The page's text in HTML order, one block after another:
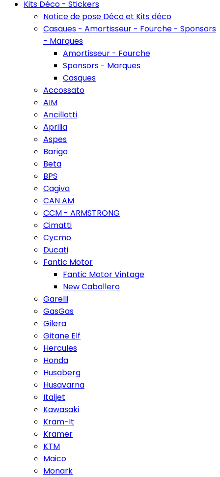
Kits Déco - Stickers
Notice de pose Déco et Kits déco
Casques - Amortisseur - Fourche - Sponsors
- Marques
Amortisseur - Fourche
Sponsors - Marques
Casques
Accossato
AIM
Ancillotti
Aprilia
Aspes
Barigo
Beta
BPS
Cagiva
CAN AM
CCM - ARMSTRONG
Cimatti
Cycmo
Ducati
Fantic Motor
Fantic Motor Vintage
New Caballero
Garelli
GasGas
Gilera
Gitane Elf
Hercules
Honda
Husaberg
Husqvarna
Italjet
Kawasaki
Kram-It
Kramer
KTM
Maico
Monark